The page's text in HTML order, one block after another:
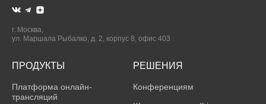
г. Москва
ул. Маршала Рыбалко, д. 2, корпус 8, офис 403
ПРОДУКТЫ
Платформа онлайн-
трансляций
РЕШЕНИЯ
Конференциям